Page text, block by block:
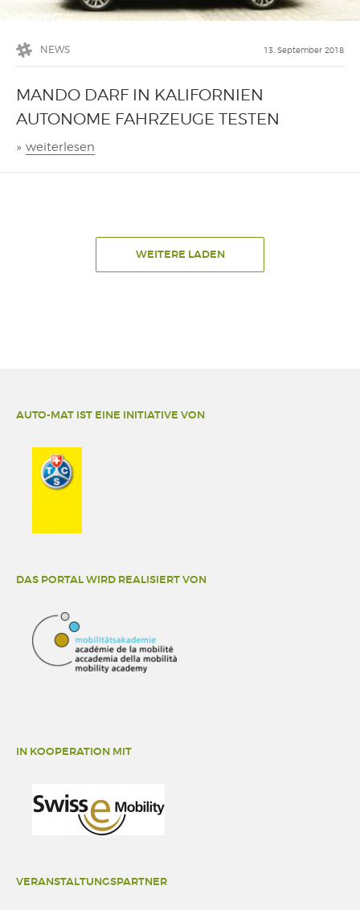
NEWS 13. September 2018
MANDO DARF IN KALIFORNIEN
AUTONOME FAHRZEUGE TESTEN
» weiterlesen
WEITERE LADEN
AUTO-MAT IST EINE INITIATIVE VON
DAS PORTAL WIRD REALISIERT VON
IN KOOPERATION MIT
VERANSTALTUNGSPARTNER